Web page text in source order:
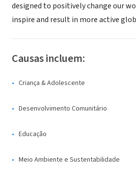
designed to positively change our
inspire and result in more active
Causas incluem:
Criança & Adolescente
Desenvolvimento Comunitário
Educação
Meio Ambiente e Sustentabilidade